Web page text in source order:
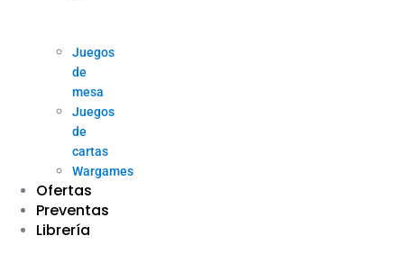
Juegos
de
mesa
Juegos
de
cartas
Wargames
Ofertas
Preventas
Librería